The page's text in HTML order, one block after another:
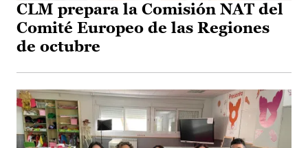
CLM prepara la Comisión NAT del
Comité Europeo de las Regiones
de octubre